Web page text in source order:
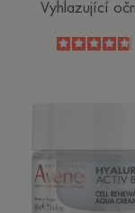
Vyhlazující